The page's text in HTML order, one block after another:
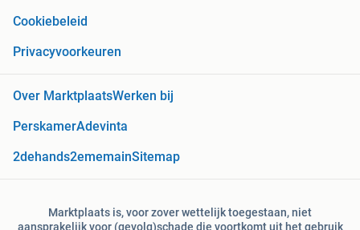
Cookiebeleid
Privacyvoorkeuren
Over MarktplaatsWerken bij
PerskamerAdevinta
2dehands2ememainSitemap
Marktplaats is, voor zover wettelijk toegestaan, niet
aansprakelijk voor (gevolg)schade die voortkomt uit het gebruik